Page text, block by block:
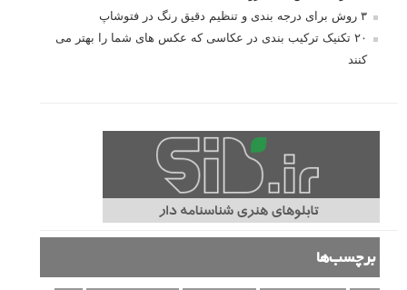
۳ روش برای درجه بندی و تنظیم دقیق رنگ در فتوشاپ
۲۰ تکنیک ترکیب بندی در عکاسی که عکس های شما را بهتر می
کنند
برچسب‌ها